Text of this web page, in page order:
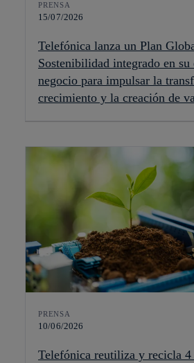
PRENSA
15/07/2026
Telefónica lanza un Plan
Sostenibilidad integrado en su
negocio para impulsar la
crecimiento y la creación de
PRENSA
10/06/2026
Telefónica reutiliza y recicla